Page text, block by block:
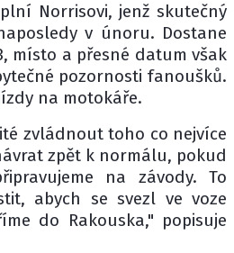
Norrisovi, jenž skutečný
v únoru. Dostane
místo a přesné datum však
pozornosti fanoušků.
na motokáře.
zvládnout toho co nejvíce
zpět k normálu, pokud
na závody. To
abych se svezl ve voze
do Rakouska," popisuje